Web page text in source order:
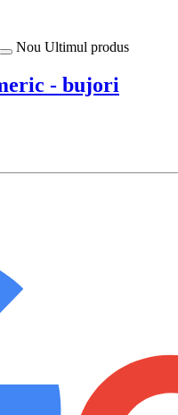
Nou Ultimul produs
- bujori